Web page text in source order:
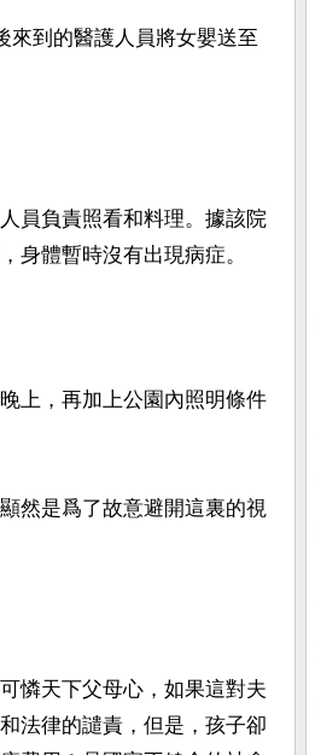
來到的醫護人員將女嬰送至
員負責照看和料理。據該院
身體暫時沒有出現病症。
上，再加上公園內照明條件
然是爲了故意避開這裏的視
憐天下父母心，如果這對夫
法律的譴責，但是，孩子卻